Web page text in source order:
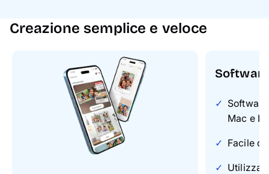
Creazione semplice e veloce
Mac e
Facile